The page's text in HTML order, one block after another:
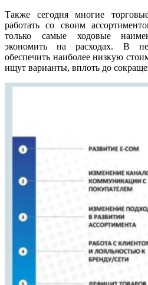
Также сегодня многие
работать со своим
только самые ходовые
экономить на расходах. В
обеспечить наиболее низкую
ищут варианты, вплоть до